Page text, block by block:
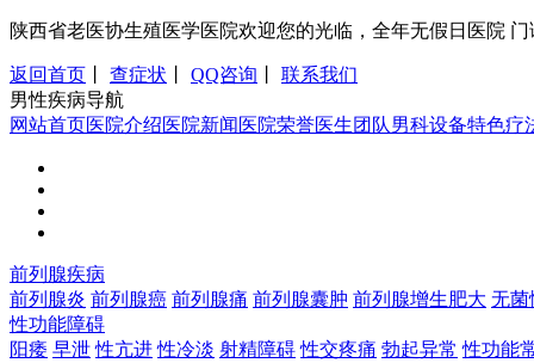
陕西省老医协生殖医学医院欢迎您的光临，全年无假日医院 门
返回首页 查症状 QQ咨询
联系我们
男性疾病导航
网站首页医院介绍医院新闻 医院荣誉医生团队男科设备特色疗
前列腺疾病
前列腺炎 前列腺癌 前列腺痛 前列腺囊肿 前列腺增生肥大 无菌
性功能障碍
阳痿 早泄 性亢进 性冷淡 射精障碍 性交疼痛 勃起异常 性功能